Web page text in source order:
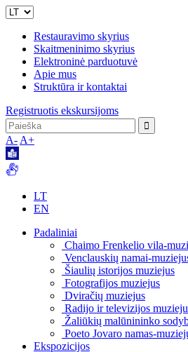
Restauravimo skyrius
Skaitmeninimo skyrius
Elektroninė parduotuvė
Apie mus
Struktūra ir kontaktai
Registruotis ekskursijoms
A- A+
LT
EN
Padaliniai
Chaimo Frenkelio vila-
Venclauskių namai-
Šiaulių istorijos muziejus
Fotografijos muziejus
Dviračių muziejus
Radijo ir televizijos
Žaliūkių malūnininko
Poeto Jovaro namas-
Ekspozicijos